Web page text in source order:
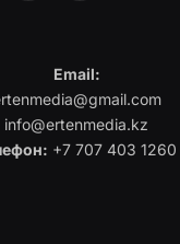
Email:
info@ertenmedia.kz
+7 707 403 1260